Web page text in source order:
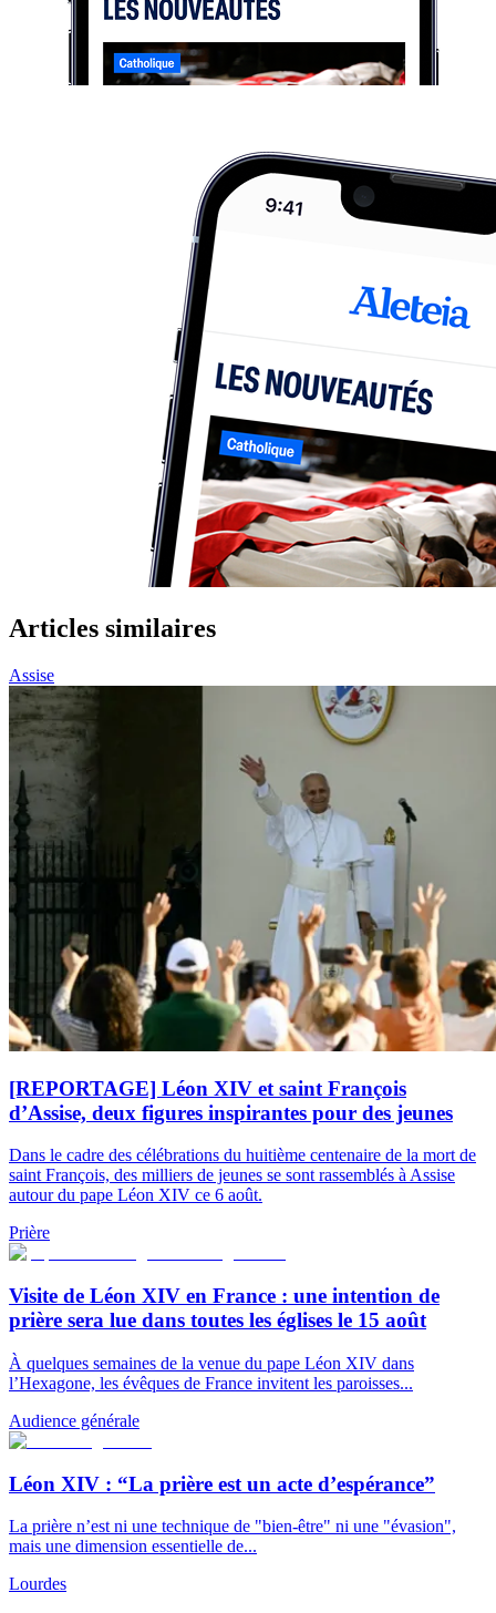
Articles similaires
Assise
[REPORTAGE] Léon XIV et saint François
d’Assise, deux figures inspirantes pour des jeunes
Dans le cadre des célébrations du huitième centenaire de la mort de
saint François, des milliers de jeunes se sont rassemblés à Assise
autour du pape Léon XIV ce 6 août.
Prière
Visite de Léon XIV en France : une intention de
prière sera lue dans toutes les églises le 15 août
À quelques semaines de la venue du pape Léon XIV dans
l’Hexagone, les évêques de France invitent les paroisses...
Audience générale
Léon XIV : “La prière est un acte d’espérance”
La prière n’est ni une technique de "bien-être" ni une "évasion",
mais une dimension essentielle de...
Lourdes